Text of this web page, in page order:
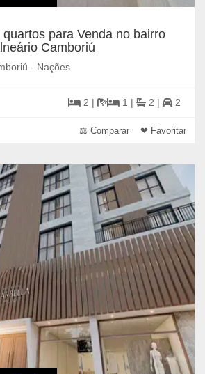
para Venda no bairro
Camboriú
- Nações
2 | 1 | 2 | 2
⚖ Comparar ❤ Favoritar